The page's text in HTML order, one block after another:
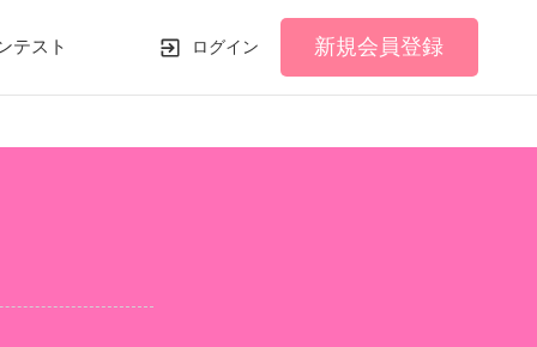
テスト ログイン 新規会員登録